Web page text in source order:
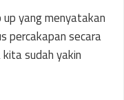
yang menyatakan
percakapan secara
kita sudah yakin